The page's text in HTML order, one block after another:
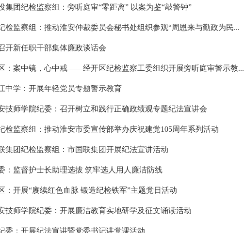
集团纪检监察组：旁听庭审“零距离” 以案为鉴“敲警钟”
检监察组：推动淮安仲裁委员会秘书处组织参观“周恩来与勤政为民...
开新任职干部集体廉政谈话会
：案中镜，心中戒——经开区纪检监察工委组织开展旁听庭审警示教...
中学：开展年轻党员专题警示教育
技师学院纪委：召开树立和践行正确政绩观专题纪法宣讲会
检监察组：推动淮安市委宣传部举办庆祝建党105周年系列活动
集团纪检监察组：市国联集团开展纪法宣讲活动
：监督护士长助理选拔 筑牢选人用人廉洁防线
：开展“赓续红色血脉 锻造纪检铁军”主题党日活动
技师学院纪委：开展廉洁教育实地研学及征文诵读活动
委：开展纪法宣讲暨党委书记讲党课活动